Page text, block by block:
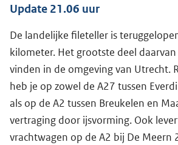
Update 21.06 uur
De landelijke fileteller is
kilometer. Het grootste deel daarvan
vinden in de omgeving van Utrecht.
heb je op zowel de A27 tussen
als op de A2 tussen Breukelen en
vertraging door ijsvorming. Ook
vrachtwagen op de A2 bij De Meern